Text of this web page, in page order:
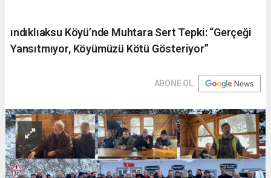
ındıklıaksu Köyü’nde Muhtara Sert Tepki: “Gerçeği
Yansıtmıyor, Köyümüzü Kötü Gösteriyor”
ABONE OL